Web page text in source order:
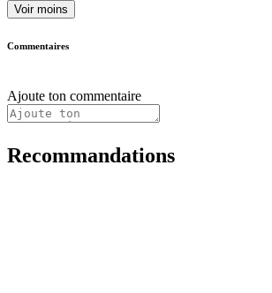
Voir moins
Commentaires
Ajoute ton commentaire
Recommandations